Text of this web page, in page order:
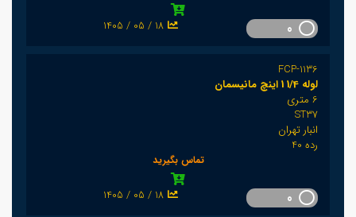
1405 / 05 / 18
FCP-1136
لوله 1/4 1 اینچ مانیسمان
6 متری
ST37
انبار تهران
رده 40
تماس بگیرید
1405 / 05 / 18